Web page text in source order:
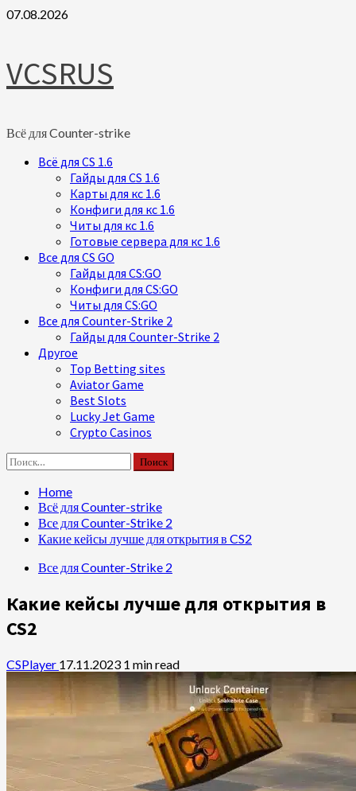
Skip
07.08.2026
VCSRUS
Всё для Counter-strike
PrimaryВсё для CS 1.6
Гайды для CS 1.6
Карты для кс 1.6
Конфиги для кс 1.6
Читы для кс 1.6
Готовые сервера для кс 1.6
Все для CS GO
Гайды для CS:GO
Конфиги для CS:GO
Читы для CS:GO
Все для Counter-Strike 2
Гайды для Counter-Strike 2
Другое
Top Betting sites
Aviator Game
Best Slots
Lucky Jet Game
Crypto Casinos
Найти:
Home
Всё для Counter-strike
Все для Counter-Strike 2
Какие кейсы лучше для открытия в CS2
Все для Counter-Strike 2
Какие кейсы лучше для открытия в
CS2
CSPlayer 17.11.2023 1 min read